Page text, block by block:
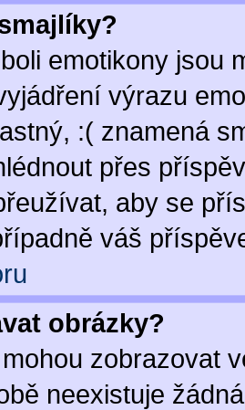
emotikony jsou
výrazu
:( znamená
přes
aby se
váš
obrázky?
zobrazovat
neexistuje